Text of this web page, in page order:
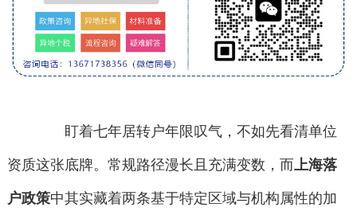
盯着七年居转户年限叹气，不如先看清单位
资质这张底牌。常规路径漫长且充满变数，而上海落
户政策中其实藏着两条基于特定区域与机构属性的加